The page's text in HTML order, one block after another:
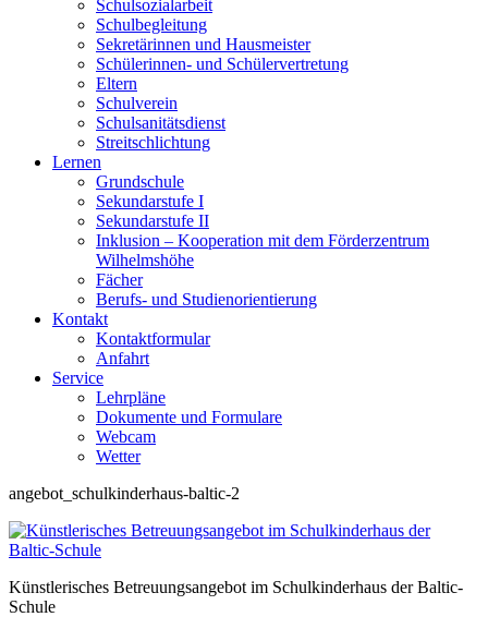
Schulsozialarbeit
Schulbegleitung
Sekretärinnen und Hausmeister
Schülerinnen- und Schülervertretung
Eltern
Schulverein
Schulsanitätsdienst
Streitschlichtung
Lernen
Grundschule
Sekundarstufe I
Sekundarstufe II
Inklusion – Kooperation mit dem Förderzentrum
Wilhelmshöhe
Fächer
Berufs- und Studienorientierung
Kontakt
Kontaktformular
Anfahrt
Service
Lehrpläne
Dokumente und Formulare
Webcam
Wetter
angebot_schulkinderhaus-baltic-2
Künstlerisches Betreuungsangebot im Schulkinderhaus der Baltic-
Schule